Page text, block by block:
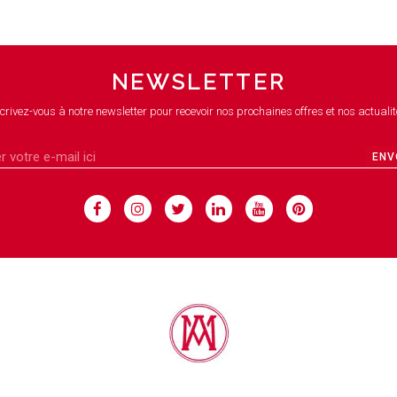
NEWSLETTER
vous à notre newsletter pour recevoir nos prochaines offres et nos